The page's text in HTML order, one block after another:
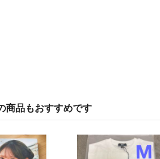
商品もおすすめです